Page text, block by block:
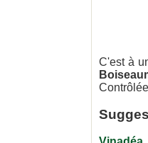
C'est à